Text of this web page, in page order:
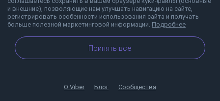
и внешние), позволяющие нам улучшать навигацию на сайте,
регистрировать особенности использования сайта и получать
больше полезной маркетинговой информации. Подробнее
Принять все
О Viber Блог Сообщества